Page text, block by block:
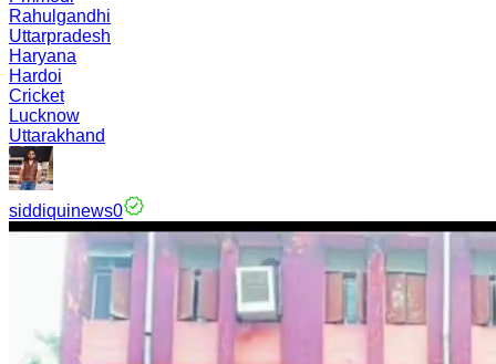
Rahulgandhi
Uttarpradesh
Haryana
Hardoi
Cricket
Lucknow
Uttarakhand
siddiquinews0